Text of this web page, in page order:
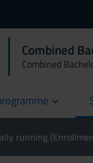
Combined
Combined
running